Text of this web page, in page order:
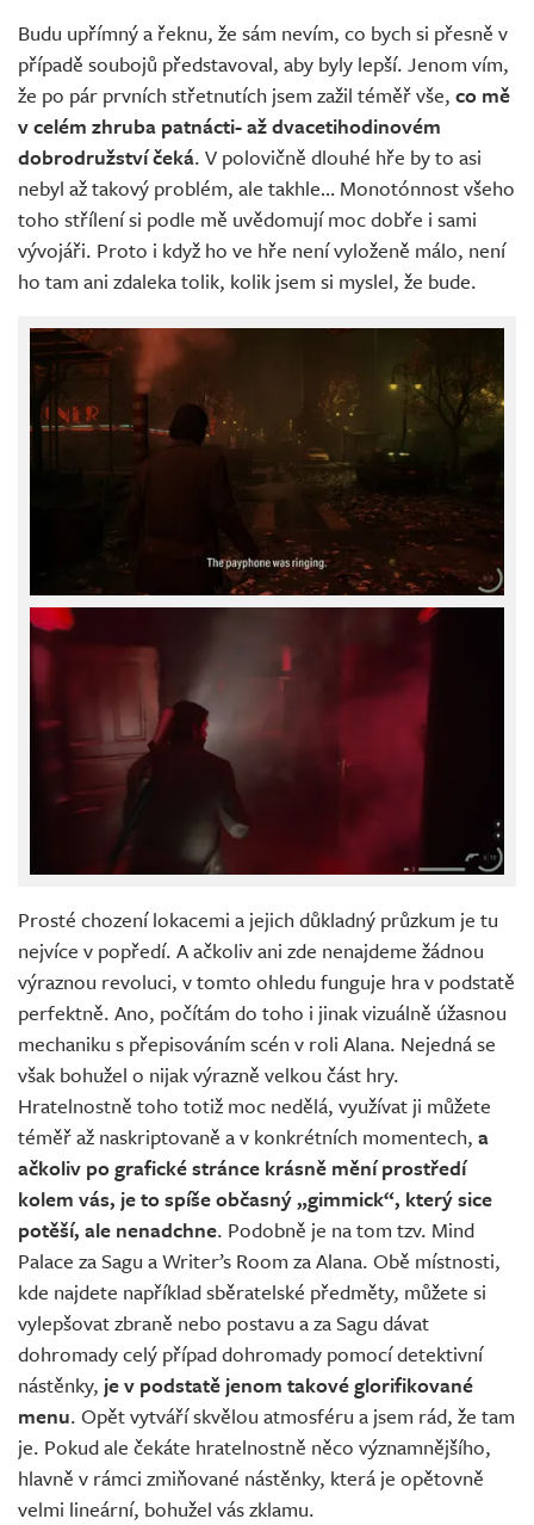
Budu upřímný a řeknu, že sám nevím, co bych si přesně v
případě soubojů představoval, aby byly lepší. Jenom vím,
že po pár prvních střetnutích jsem zažil téměř vše, co mě
v celém zhruba patnácti- až dvacetihodinovém
dobrodružství čeká. V polovičně dlouhé hře by to asi
nebyl až takový problém, ale takhle… Monotónnost všeho
toho střílení si podle mě uvědomují moc dobře i sami
vývojáři. Proto i když ho ve hře není vyloženě málo, není
ho tam ani zdaleka tolik, kolik jsem si myslel, že bude.
Prosté chození lokacemi a jejich důkladný průzkum je tu
nejvíce v popředí. A ačkoliv ani zde nenajdeme žádnou
výraznou revoluci, v tomto ohledu funguje hra v podstatě
perfektně. Ano, počítám do toho i jinak vizuálně úžasnou
mechaniku s přepisováním scén v roli Alana. Nejedná se
však bohužel o nijak výrazně velkou část hry.
Hratelnostně toho totiž moc nedělá, využívat ji můžete
téměř až naskriptovaně a v konkrétních momentech, a
ačkoliv po grafické stránce krásně mění prostředí
kolem vás, je to spíše občasný „gimmick“, který sice
potěší, ale nenadchne. Podobně je na tom tzv. Mind
Palace za Sagu a Writer’s Room za Alana. Obě místnosti,
kde najdete například sběratelské předměty, můžete si
vylepšovat zbraně nebo postavu a za Sagu dávat
dohromady celý případ dohromady pomocí detektivní
nástěnky, je v podstatě jenom takové glorifikované
menu. Opět vytváří skvělou atmosféru a jsem rád, že tam
je. Pokud ale čekáte hratelnostně něco významnějšího,
hlavně v rámci zmiňované nástěnky, která je opětovně
velmi lineární, bohužel vás zklamu.